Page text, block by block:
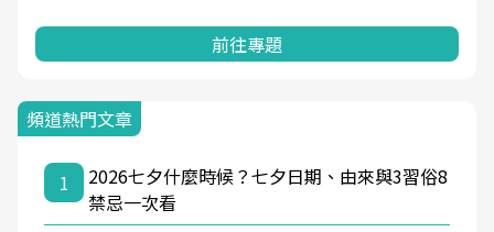
前往專題
頻道熱門文章
1
2026七夕什麼時候？七夕日期、由來與3習俗8
禁忌一次看